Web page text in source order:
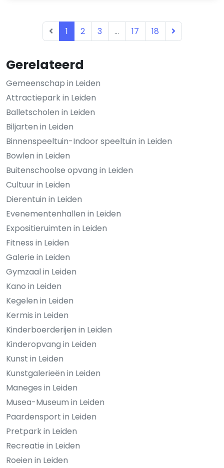
Gerelateerd
Gemeenschap in Leiden
Attractiepark in Leiden
Balletscholen in Leiden
Biljarten in Leiden
Binnenspeeltuin-Indoor speeltuin in Leiden
Bowlen in Leiden
Buitenschoolse opvang in Leiden
Cultuur in Leiden
Dierentuin in Leiden
Evenementenhallen in Leiden
Expositieruimten in Leiden
Fitness in Leiden
Galerie in Leiden
Gymzaal in Leiden
Kano in Leiden
Kegelen in Leiden
Kermis in Leiden
Kinderboerderijen in Leiden
Kinderopvang in Leiden
Kunst in Leiden
Kunstgalerieën in Leiden
Maneges in Leiden
Musea-Museum in Leiden
Paardensport in Leiden
Pretpark in Leiden
Recreatie in Leiden
Roeien in Leiden
1 2 3 ... 17 18